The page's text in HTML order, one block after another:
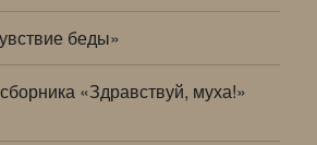
беды»
«Здравствуй, муха!»